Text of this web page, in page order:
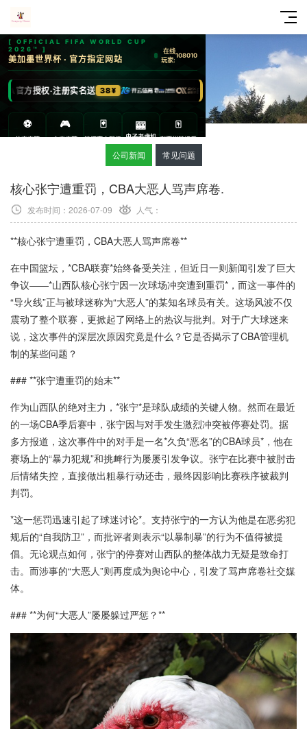
公司新闻 常见问题
核心张宁遭重罚，CBA大恶人骂声席卷.
发布时间：2026-07-09 人气：
**核心张宁遭重罚，CBA大恶人骂声席卷**
在中国篮坛，*CBA联赛*始终备受关注，但近日一则新闻引发了巨大
争议——*山西队核心张宁因一次球场冲突遭到重罚*，而这一事件的
“导火线”正与被球迷称为“大恶人”的某知名球员有关。这场风波不仅
震动了整个联赛，更掀起了网络上的热议与批判。对于广大球迷来
说，这次事件的深层次原因究竟是什么？它是否揭示了CBA管理机
制的某些问题？
### **张宁遭重罚的始末**
作为山西队的绝对主力，*张宁*是球队成绩的关键人物。然而在最近
的一场CBA季后赛中，张宁因与对手发生激烈冲突被停赛处罚。据
多方报道，这次事件中的对手是一名*久负“恶名”的CBA球员*，他在
赛场上的“暴力犯规”和挑衅行为屡屡引发争议。张宁在比赛中被肘击
后情绪失控，直接做出粗暴行动还击，最终因影响比赛秩序被裁判
判罚。
*这一惩罚迅速引起了球迷讨论*。支持张宁的一方认为他是在恶劣犯
规后的“自我防卫”，而批评者则表示“以暴制暴”的行为不值得被提
倡。无论观点如何，张宁的停赛对山西队的整体战力无疑是致命打
击。而涉事的“大恶人”则再度成为舆论中心，引发了骂声席卷社交媒
体。
### **为何“大恶人”屡屡躲过严惩？**